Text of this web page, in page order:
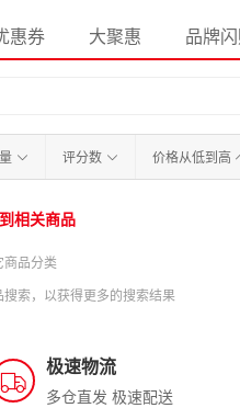
惠券 大聚惠 品牌
评分数 价格从低到高
相关商品
品分类
索，以获得更多的搜索结果
极速物流
多仓直发 极速配送